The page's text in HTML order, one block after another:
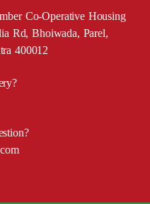
Co-Operative Housing
Rd, Bhoiwada, Parel,
400012